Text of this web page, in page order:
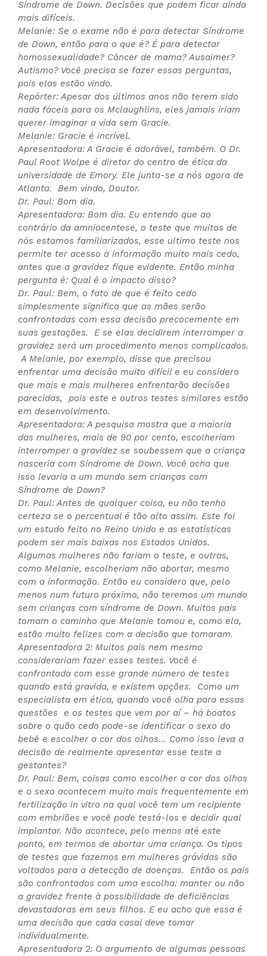
Síndrome de Down. Decisões que podem ficar ainda
mais difíceis.
Melanie: Se o exame não é para detectar Síndrome
de Down, então para o que é? É para detectar
homossexualidade? Câncer de mama? Ausaimer?
Autismo? Você precisa se fazer essas perguntas,
pois elas estão vindo.
Repórter: Apesar dos últimos anos não terem sido
nada fáceis para os Mclaughlins, eles jamais iriam
querer imaginar a vida sem Gracie.
Melanie: Gracie é incrível.
Apresentadora: A Gracie é adorável, também. O Dr.
Paul Root Wolpe é diretor do centro de ética da
universidade de Emory. Ele junta-se a nós agora de
Atlanta. Bem vindo, Doutor.
Dr. Paul: Bom dia.
Apresentadora: Bom dia. Eu entendo que ao
contrário da amniocentese, o teste que muitos de
nós estamos familiarizados, esse ultimo teste nos
permite ter acesso à informação muito mais cedo,
antes que a gravidez fique evidente. Então minha
pergunta é: Qual é o impacto disso?
Dr. Paul: Bem, o fato de que é feito cedo
simplesmente significa que as mães serão
confrontadas com essa decisão precocemente em
suas gestações. E se elas decidirem interromper a
gravidez será um procedimento menos complicados.
A Melanie, por exemplo, disse que precisou
enfrentar uma decisão muito difícil e eu considero
que mais e mais mulheres enfrentarão decisões
parecidas, pois este e outros testes similares estão
em desenvolvimento.
Apresentadora: A pesquisa mostra que a maioria
das mulheres, mais de 90 por cento, escolheriam
interromper a gravidez se soubessem que a criança
nasceria com Síndrome de Down. Você acha que
isso levaria a um mundo sem crianças com
Síndrome de Down?
Dr. Paul: Antes de qualquer coisa, eu não tenho
certeza se o percentual é tão alto assim. Este foi
um estudo feito no Reino Unido e as estatísticas
podem ser mais baixas nos Estados Unidos.
Algumas mulheres não fariam o teste, e outras,
como Melanie, escolheriam não abortar, mesmo
com a informação. Então eu considero que, pelo
menos num futuro próximo, não teremos um mundo
sem crianças com síndrome de Down. Muitos pais
tomam o caminho que Melanie tomou e, como ela,
estão muito felizes com a decisão que tomaram.
Apresentadora 2: Muitos pais nem mesmo
considerariam fazer esses testes. Você é
confrontada com esse grande número de testes
quando está gravida, e existem opções. Como um
especialista em ética, quando você olha para essas
questões e os testes que vem por aí – há boatos
sobre o quão cedo pode-se identificar o sexo do
bebê e escolher a cor dos olhos… Como isso leva a
decisão de realmente apresentar esse teste a
gestantes?
Dr. Paul: Bem, coisas como escolher a cor dos olhos
e o sexo acontecem muito mais frequentemente em
fertilização in vitro na qual você tem um recipiente
com embriões e você pode testá-los e decidir qual
implantar. Não acontece, pelo menos até este
ponto, em termos de abortar uma criança. Os tipos
de testes que fazemos em mulheres grávidas são
voltados para a detecção de doenças. Então os pais
são confrontados com uma escolha: manter ou não
a gravidez frente à possibilidade de deficiências
devastadoras em seus filhos. E eu acho que essa é
uma decisão que cada casal deve tomar
individualmente.
Apresentadora 2: O argumento de algumas pessoas